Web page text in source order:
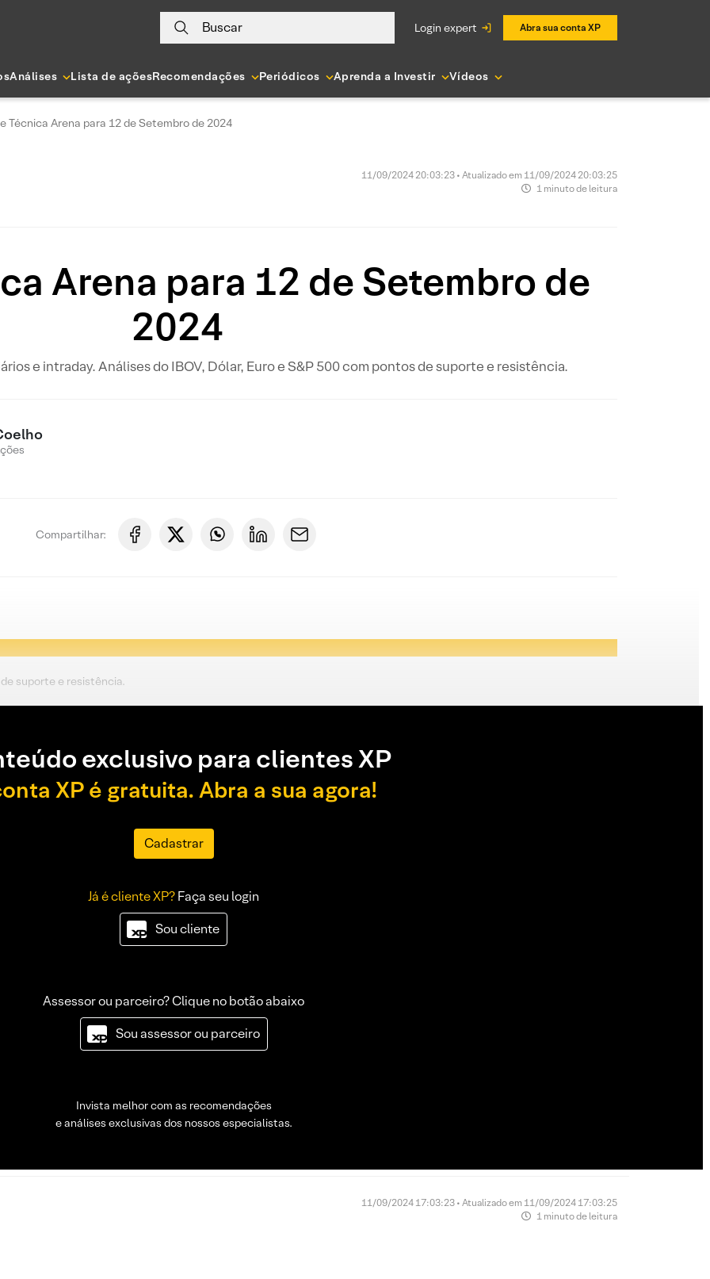
Buscar login expert Abra sua conta XP
Análises Lista de açõesRecomendações Periódicos Aprenda a Investir Vídeos
Técnica Arena para 12 de Setembro de 2024
11/09/2024 20:03:23 • Atualizado em 11/09/2024 20:03:25
1 minuto de leitura
Arena para 12 de Setembro de
2024
e intraday. Análises do IBOV, Dólar, Euro e S&P 500 com pontos de suporte e resistência.
Compartilhar:
suporte e resistência.
exclusivo para clientes XP
XP é gratuita. Abra a sua agora!
Cadastrar
Já é cliente XP?Faça seu login
Sou cliente
Assessor ou parceiro? Clique no botão abaixo
Sou assessor ou parceiro
Invista melhor com as recomendações
e análises exclusivas dos nossos especialistas.
11/09/2024 17:03:23 • Atualizado em 11/09/2024 17:03:25
1 minuto de leitura